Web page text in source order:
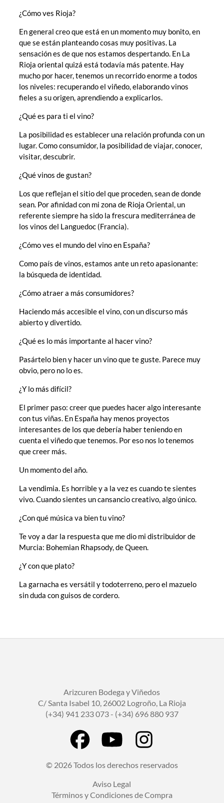
¿Cómo ves Rioja?
En general creo que está en un momento muy bonito, en
que se están planteando cosas muy positivas. La
sensación es de que nos estamos despertando. En La
Rioja oriental quizá está todavía más patente. Hay
mucho por hacer, tenemos un recorrido enorme a todos
los niveles: recuperando el viñedo, elaborando vinos
fieles a su origen, aprendiendo a explicarlos.
¿Qué es para ti el vino?
La posibilidad es establecer una relación profunda con un
lugar. Como consumidor, la posibilidad de viajar, conocer,
visitar, descubrir.
¿Qué vinos de gustan?
Los que reflejan el sitio del que proceden, sean de donde
sean. Por afinidad con mi zona de Rioja Oriental, un
referente siempre ha sido la frescura mediterránea de
los vinos del Languedoc (Francia).
¿Cómo ves el mundo del vino en España?
Como país de vinos, estamos ante un reto apasionante:
la búsqueda de identidad.
¿Cómo atraer a más consumidores?
Haciendo más accesible el vino, con un discurso más
abierto y divertido.
¿Qué es lo más importante al hacer vino?
Pasártelo bien y hacer un vino que te guste. Parece muy
obvio, pero no lo es.
¿Y lo más difícil?
El primer paso: creer que puedes hacer algo interesante
con tus viñas. En España hay menos proyectos
interesantes de los que debería haber teniendo en
cuenta el viñedo que tenemos. Por eso nos lo tenemos
que creer más.
Un momento del año.
La vendimia. Es horrible y a la vez es cuando te sientes
vivo. Cuando sientes un cansancio creativo, algo único.
¿Con qué música va bien tu vino?
Te voy a dar la respuesta que me dio mi distribuidor de
Murcia: Bohemian Rhapsody, de Queen.
¿Y con que plato?
La garnacha es versátil y todoterreno, pero el mazuelo
sin duda con guisos de cordero.
Arizcuren Bodega y Viñedos
C/ Santa Isabel 10, 26002 Logroño, La Rioja
(+34) 941 233 073 - (+34) 696 880 937
© 2026 Todos los derechos reservados
Aviso Legal
Términos y Condiciones de Compra